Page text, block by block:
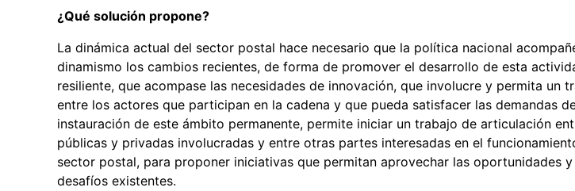
¿Qué solución propone?
La dinámica actual del sector postal hace necesario que la política nacional
dinamismo los cambios recientes, de forma de promover el desarrollo de esta
resiliente, que acompase las necesidades de innovación, que involucre y permita un
entre los actores que participan en la cadena y que pueda satisfacer las demandas
instauración de este ámbito permanente, permite iniciar un trabajo de articulación
públicas y privadas involucradas y entre otras partes interesadas en el
sector postal, para proponer iniciativas que permitan aprovechar las oportunidades
desafíos existentes.